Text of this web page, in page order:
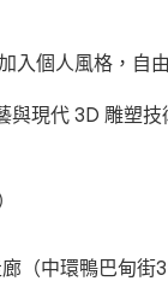
入個人風格，自
與現代 3D 雕塑
（中環鴨巴甸街